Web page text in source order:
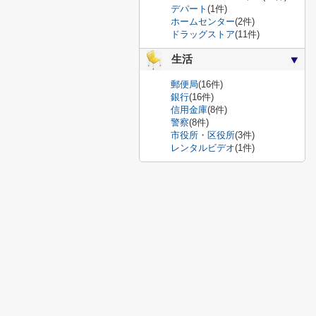
デパート (1件)
ホームセンター(2件)
ドラッグストア(11件)
生活
郵便局(16件)
銀行(16件)
信用金庫(8件)
警察(8件)
市役所・区役所(3件)
レンタルビデオ(1件)